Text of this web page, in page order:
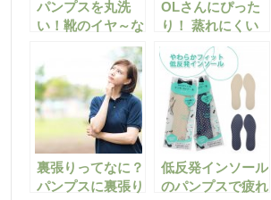
パンプスを丸洗
い！靴のイヤ～な
匂いを取る方法
OLさんにぴった
り！ 蒸れにくい
パンプスでニオイ
知らず
裏張りってなに？
パンプスに裏張り
低反発インソール
のパンプスで疲れ